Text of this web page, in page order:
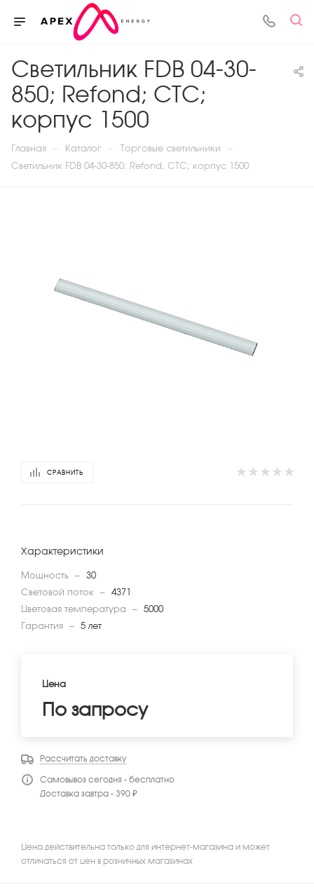
Светильник FDB 04-30-
850; Refond; СТС;
корпус 1500
Главная — Каталог — Торговые светильники —
Светильник FDB 04-30-850; Refond; СТС; корпус 1500
СРАВНИТЬ
Характеристики
Мощность — 30
Световой поток
— 4371
Цветовая температура
— 5000
Гарантия — 5 лет
Цена
По запросу
Рассчитать доставку
Самовывоз сегодня - бесплатно
Доставка завтра - 390 ₽
Цена действительна только для интернет-магазина и может
отличаться от цен в розничных магазинах